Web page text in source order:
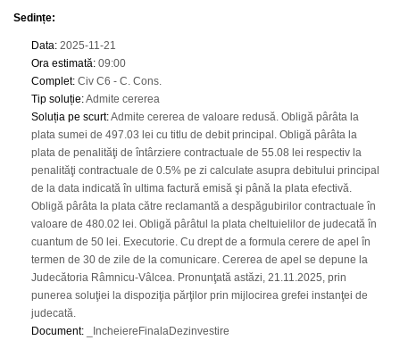
Sedințe:
Data: 2025-11-21
Ora estimată: 09:00
Complet: Civ C6 - C. Cons.
Tip soluție:Admite cererea
Soluția pe scurt:Admite cererea de valoare redusă. Obligă pârâta la
plata sumei de 497.03 lei cu titlu de debit principal. Obligă pârâta la
plata de penalităţi de întârziere contractuale de 55.08 lei respectiv la
penalităţi contractuale de 0.5% pe zi calculate asupra debitului principal
de la data indicată în ultima factură emisă şi până la plata efectivă.
Obligă pârâta la plata către reclamantă a despăgubirilor contractuale în
valoare de 480.02 lei. Obligă pârâtul la plata cheltuielilor de judecată în
cuantum de 50 lei. Executorie. Cu drept de a formula cerere de apel în
termen de 30 de zile de la comunicare. Cererea de apel se depune la
Judecătoria Râmnicu-Vâlcea. Pronunţată astăzi, 21.11.2025, prin
punerea soluţiei la dispoziţia părţilor prin mijlocirea grefei instanţei de
judecată.
Document: _IncheiereFinalaDezinvestire